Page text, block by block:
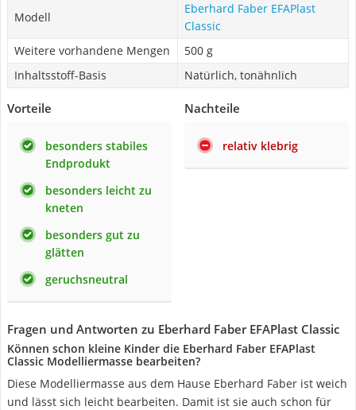
Modell
Eberhard Faber EFAPlast
Classic
Weitere vorhandene Mengen
500 g
Inhaltsstoff-Basis
Natürlich, tonähnlich
Vorteile
besonders stabiles
Endprodukt
besonders leicht zu
kneten
besonders gut zu
glätten
geruchsneutral
Nachteile
relativ klebrig
Fragen und Antworten zu Eberhard Faber EFAPlast Classic
Können schon kleine Kinder die Eberhard Faber EFAPlast
Classic Modelliermasse bearbeiten?
Diese Modelliermasse aus dem Hause Eberhard Faber ist weich
und lässt sich leicht bearbeiten. Damit ist sie auch schon für